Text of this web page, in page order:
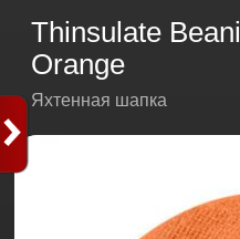
Thinsulate
Orange
Яхтенная шапка